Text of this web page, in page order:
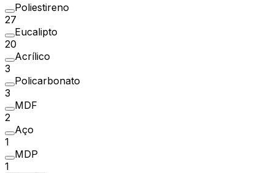
Poliestireno
27
Eucalipto
20
Acrílico
3
Policarbonato
3
MDF
2
Aço
1
MDP
1